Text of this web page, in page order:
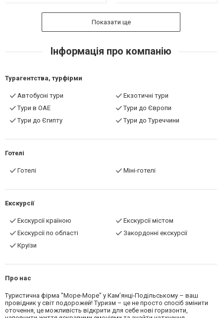
Показати ще
Інформація про компанію
Турагентства, турфірми
Автобусні тури
Екзотичні тури
Тури в ОАЕ
Тури до Європи
Тури до Єгипту
Тури до Туреччини
Готелі
Готелі Міні-готелі
Екскурсії
Екскурсії країною
Екскурсії містом
Екскурсії по області
Закордонні екскурсії
Круїзи
Про нас
Туристична фірма "Море-Море" у Кам’янці-Подільському – ваш
провідник у світ подорожей! Туризм – це не просто спосіб змінити
оточення, це можливість відкрити для себе нові горизонти,